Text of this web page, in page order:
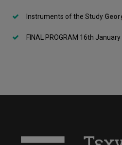
Instruments of the Study
FINAL PROGRAM 16th